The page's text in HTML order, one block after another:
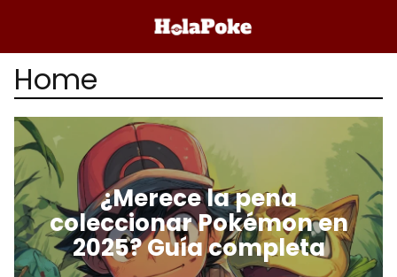
Home
¿Merece la pena
coleccionar Pokémon en
2025? Guía completa